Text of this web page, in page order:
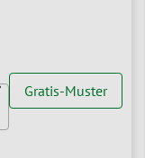
Gratis-Muster